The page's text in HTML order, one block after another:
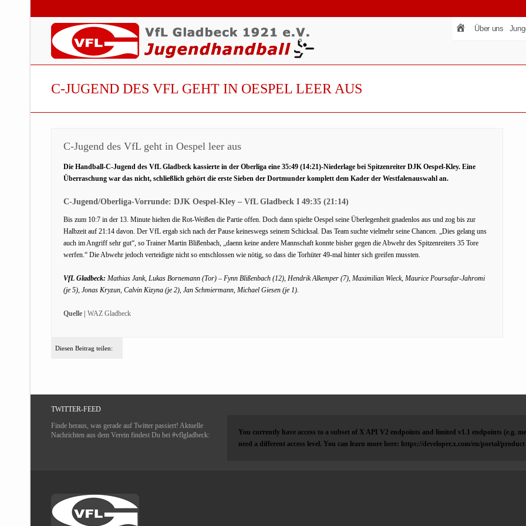
Über uns
C-JUGEND DES VFL GEHT IN OESPEL LEER AUS
C-Jugend des VfL geht in Oespel leer aus
Die Handball-C-Jugend des VfL Gladbeck kassierte in der Oberliga eine 35:49 (14:21)-Niederlage bei Spitzenreiter DJK Oespel-Kley. Eine
Überraschung war das nicht, schließlich gehört die erste Sieben der Dortmunder komplett dem Kader der Westfalenauswahl an.
C-Jugend/Oberliga-Vorrunde: DJK Oespel-Kley – VfL Gladbeck I 49:35 (21:14)
Bis zum 10:7 in der 13. Minute hielten die Rot-Weißen die Partie offen. Doch dann spielte Oespel seine Überlegenheit gnadenlos aus und zog bis zur
Halbzeit auf 21:14 davon. Der VfL ergab sich nach der Pause keineswegs seinem Schicksal. Das Team suchte vielmehr seine Chancen. „Dies gelang uns
auch im Angriff sehr gut“, so Trainer Martin Blißenbach, „daenn keine andere Mannschaft konnte bisher gegen die Abwehr des Spitzenreiters 35 Tore
werfen.“ Die Abwehr jedoch verteidigte nicht so entschlossen wie nötig, so dass die Torhüter 49-mal hinter sich greifen mussten.
VfL Gladbeck: Mathias Jank, Lukas Bornemann (Tor) – Fynn Blißenbach (12), Hendrik Alkemper (7), Maximilian Wieck, Maurice Poursafar-Jahromi
(je 5), Jonas Kryzun, Calvin Kizyna (je 2), Jan Schmiermann, Michael Giesen (je 1).
Quelle | WAZ Gladbeck
Diesen Beitrag teilen:
TWITTER-FEED
Finde heraus, was gerade auf Twitter passiert! Aktuelle
Nachrichten aus dem Verein findest Du bei #vflgladbeck:
You currently have access to a subset of X API V2 endpoints and limited v1.1 endpoints (e.g.
need a different access level. You can learn more here: https://developer.x.com/en/portal/product